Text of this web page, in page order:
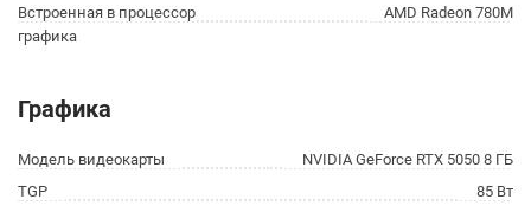
Встроенная в процессор
графика
AMD Radeon 780M
Графика
Модель видеокарты
NVIDIA GeForce RTX 5050 8 ГБ
TGP
85 Вт